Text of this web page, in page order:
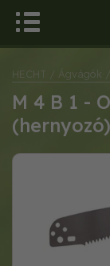
HECHT / Ágvágók
M 4 B 1 -
(hernyozó)